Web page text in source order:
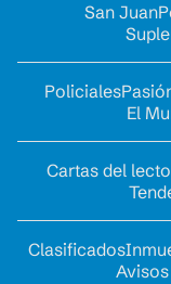
San Juan
Policiales
El
Cartas del
Clasificados